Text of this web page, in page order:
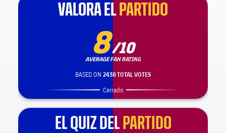
VALORA EL PARTIDO
VALORA EL PARTIDO
8/10
AVERAGE FAN RATING
BASED ON 2438 TOTAL VOTES
Cerrado
EL QUIZ DEL PARTIDO